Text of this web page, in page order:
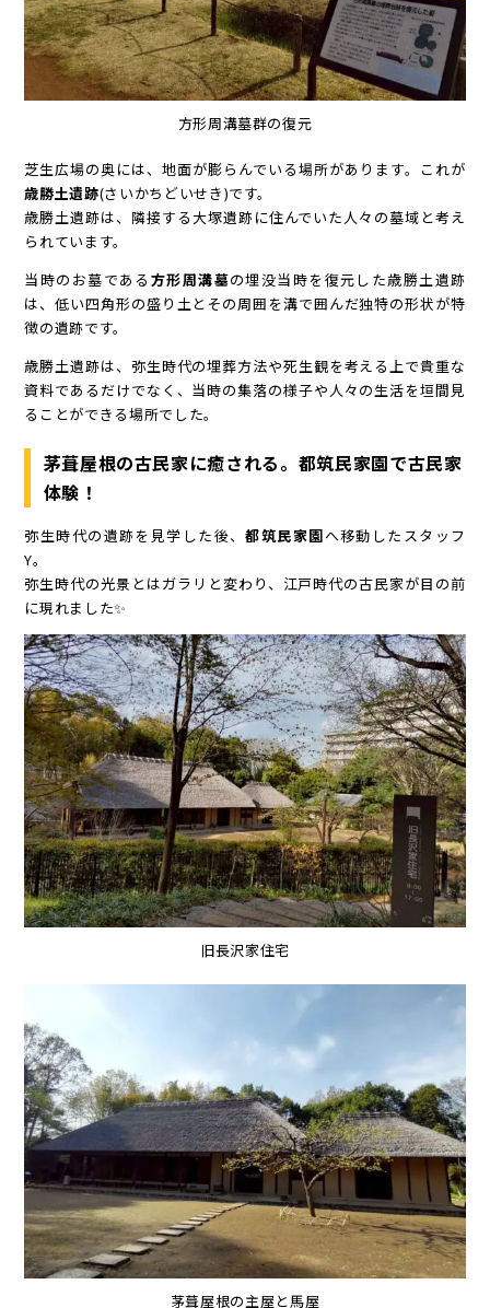
方形周溝墓群の復元
芝生広場の奥には、地面が膨らんでいる場所があります。これが
歳勝土遺跡(さいかちどいせき)です。
歳勝土遺跡は、隣接する大塚遺跡に住んでいた人々の墓域と考え
られています。
当時のお墓である 方形周溝墓の埋没当時を復元した歳勝土遺跡
は、低い四角形の盛り土とその周囲を溝で囲んだ独特の形状が特
徴の遺跡です。
歳勝土遺跡は、弥生時代の埋葬方法や死生観を考える上で貴重な
資料であるだけでなく、当時の集落の様子や人々の生活を垣間見
ることができる場所でした。
茅葺屋根の古民家に癒される。都筑民家園で古民家
体験！
弥生時代の遺跡を見学した後、都筑民家園へ移動したスタッフ
Y。
弥生時代の光景とはガラリと変わり、江戸時代の古民家が目の前
に現れました✨
旧長沢家住宅
茅葺屋根の主屋と馬屋